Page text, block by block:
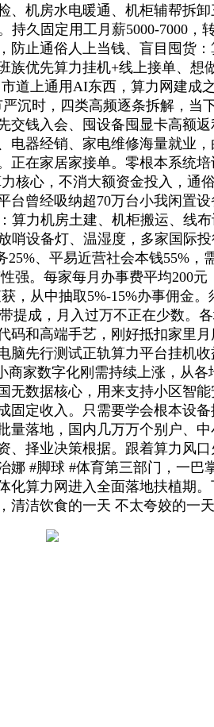
机房水电暖通、机柜辅帮拆
久固定用工月薪5000-7000
止通俗人上当钱、盲目囤货
优先算力挂机+线上接单、
道上通用AI东西，算力网建成
沉时，四类高频逐条拆解，
钱入会、囤设备囤显卡高额
器经销、家电维修海量就业
在家居家接单。零根本系统
心，不消大额资金投入，通
曾经吸纳超70万台小我闲置
力机房土建、机柜搬运、线
设备灯、温湿度，多家国际
、平易近营社会本钱55%
。每家每月办事费平均200
从中抽取5%-15%办事佣金
成，月入过万不正在少数。
和高端手艺，刚好抵扣家里
先行测试正轨算力平台挂机
家数字化刚需持续上涨，从
数据核心，用来支持小区智
定收入。只需要学会根本设
落地，国内几万万个别户、
择业决策根据。跟着算力风
#脚球 #体育第三部门，一
算力网进入全面落地扶植期
清洁饮食的一天 不太夸姣的一天